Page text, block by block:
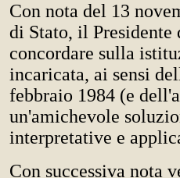
Con nota del 13
di Stato, il
concordare sulla
incaricata, ai sensi
febbraio 1984 (e
un'amichevole
interpretative e
Con successiva nota